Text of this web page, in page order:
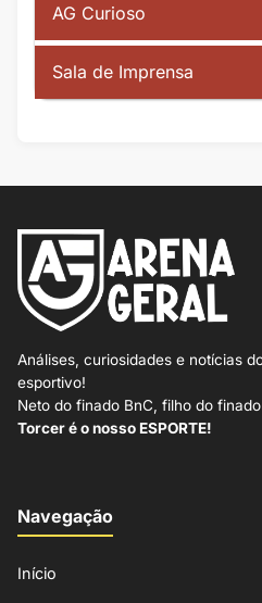
AG Curioso
Sala de Imprensa
Análises, curiosidades e notícias
esportivo!
Neto do finado BnC, filho do
Torcer é o nosso ESPORTE!
Navegação
Início